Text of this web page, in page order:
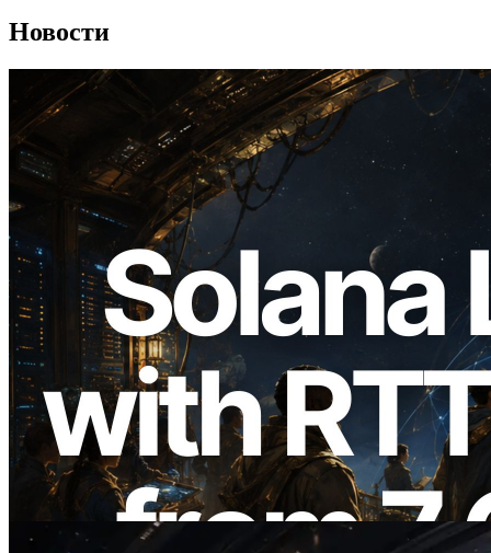
Новости
2026.08.05
ERPC расширяет Solana Leader Slot
API измерением ping из 7 глобальных
регионов — также запущен Validators
Information API
Читать статью